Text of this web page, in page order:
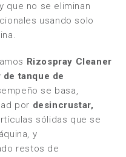
y que no se eliminan
usando solo
Rizospray Cleaner
tanque de
se basa,
por desincrustar,
sólidas que se
y
restos de